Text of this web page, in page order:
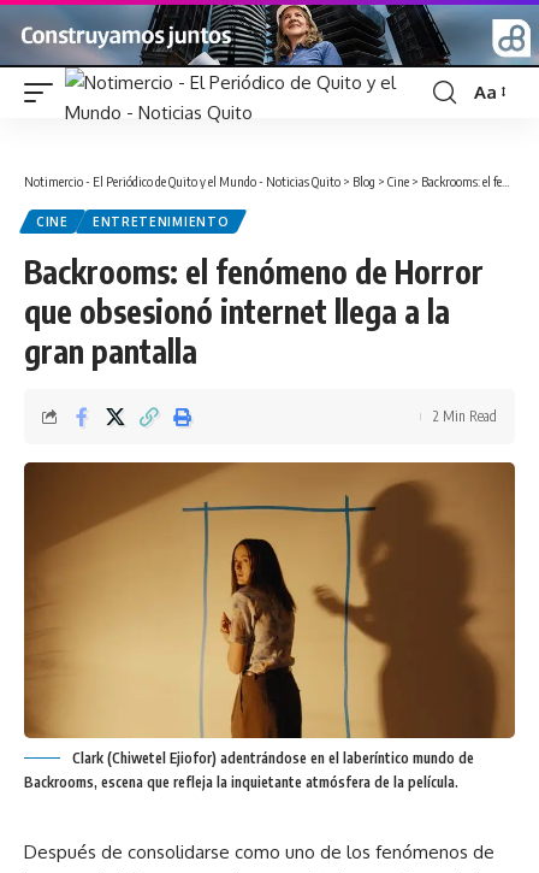
Font
Aa
Notimercio - El Periódico de Quito y el Mundo - Noticias Quito > Blog > Cine > Backrooms: el fenómeno de Horror que obsesionó internet llega a la gran pantalla
CINE ENTRETENIMIENTO
Backrooms: el fenómeno de Horror
que obsesionó internet llega a la
gran pantalla
2 Min Read
Clark (Chiwetel Ejiofor) adentrándose en el laberíntico mundo de
Backrooms, escena que refleja la inquietante atmósfera de la película.
Después de consolidarse como uno de los fenómenos de